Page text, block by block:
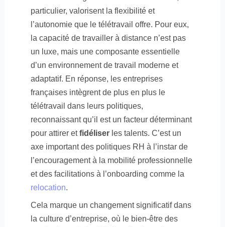
particulier, valorisent la flexibilité et
l’autonomie que le télétravail offre. Pour eux,
la capacité de travailler à distance n’est pas
un luxe, mais une composante essentielle
d’un environnement de travail moderne et
adaptatif. En réponse, les entreprises
françaises intègrent de plus en plus le
télétravail dans leurs politiques,
reconnaissant qu’il est un facteur déterminant
pour attirer etfidéliser les talents. C’est un
axe important des politiques RH à l’instar de
l’encouragement à la mobilité professionnelle
et des facilitations à l’onboarding comme la
relocation.
Cela marque un changement significatif dans
la culture d’entreprise, où le bien-être des